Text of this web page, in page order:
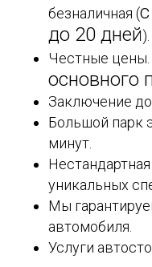
безналичная (
до 20 дней).
Честные цены.
основного
Заключение
Большой парк
минут.
уникальных
Мы
автомобиля.
Услуги